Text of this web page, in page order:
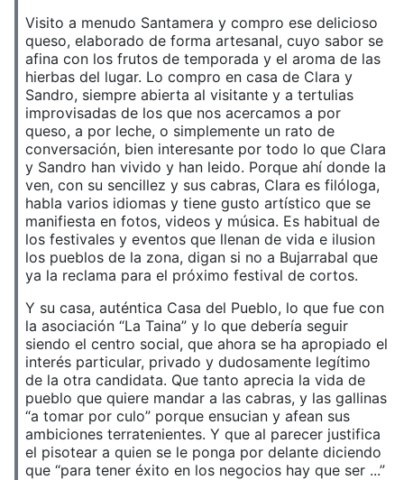
Visito a menudo Santamera y compro ese delicioso
queso, elaborado de forma artesanal, cuyo sabor se
afina con los frutos de temporada y el aroma de las
hierbas del lugar. Lo compro en casa de Clara y
Sandro, siempre abierta al visitante y a tertulias
improvisadas de los que nos acercamos a por
queso, a por leche, o simplemente un rato de
conversación, bien interesante por todo lo que Clara
y Sandro han vivido y han leido. Porque ahí donde la
ven, con su sencillez y sus cabras, Clara es filóloga,
habla varios idiomas y tiene gusto artístico que se
manifiesta en fotos, videos y música. Es habitual de
los festivales y eventos que llenan de vida e ilusion
los pueblos de la zona, digan si no a Bujarrabal que
ya la reclama para el próximo festival de cortos.
Y su casa, auténtica Casa del Pueblo, lo que fue con
la asociación “La Taina” y lo que debería seguir
siendo el centro social, que ahora se ha apropiado el
interés particular, privado y dudosamente legítimo
de la otra candidata. Que tanto aprecia la vida de
pueblo que quiere mandar a las cabras, y las gallinas
“a tomar por culo” porque ensucian y afean sus
ambiciones terratenientes. Y que al parecer justifica
el pisotear a quien se le ponga por delante diciendo
que “para tener éxito en los negocios hay que ser ...”